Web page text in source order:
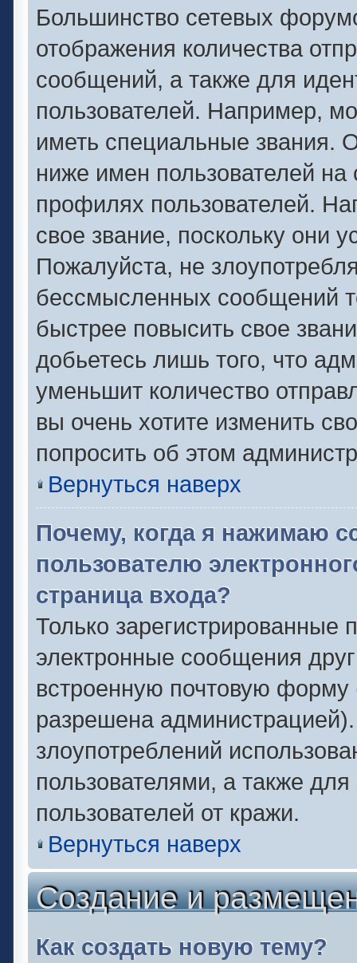
Большинство сетевых
отображения количества
сообщений, а также для
пользователей. Например,
иметь специальные звания.
ниже имен пользователей
профилях пользователей.
свое звание, поскольку они
Пожалуйста, не
бессмысленных сообщений
быстрее повысить свое
добьетесь лишь того, что
уменьшит количество
вы очень хотите изменить
попросить об этом
Вернуться наверх
Почему, когда я нажимаю
пользователю
страница входа?
Только зарегистрированные
электронные сообщения
встроенную почтовую
разрешена
злоупотреблений
пользователями, а также
пользователей от кражи.
Вернуться наверх
Создание и
Как создать новую тему?